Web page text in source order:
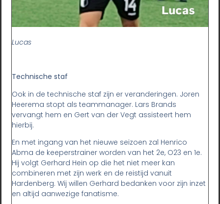
Lucas
Technische staf
Ook in de technische staf zijn er veranderingen. Joren
Heerema stopt als teammanager. Lars Brands
vervangt hem en Gert van der Vegt assisteert hem
hierbij.
En met ingang van het nieuwe seizoen zal Henrico
Abma de keeperstrainer worden van het 2e, O23 en 1e.
Hij volgt Gerhard Hein op die het niet meer kan
combineren met zijn werk en de reistijd vanuit
Hardenberg. Wij willen Gerhard bedanken voor zijn inzet
en altijd aanwezige fanatisme.